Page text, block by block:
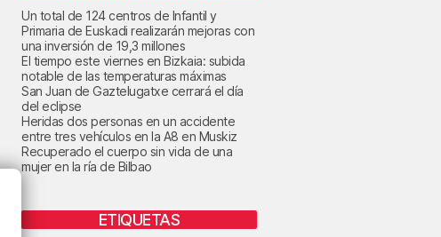
Un total de 124 centros de Infantil y
Primaria de Euskadi realizarán mejoras con
una inversión de 19,3 millones
El tiempo este viernes en Bizkaia: subida
notable de las temperaturas máximas
San Juan de Gaztelugatxe cerrará el día
del eclipse
Heridas dos personas en un accidente
entre tres vehículos en la A8 en Muskiz
Recuperado el cuerpo sin vida de una
mujer en la ría de Bilbao
ETIQUETAS